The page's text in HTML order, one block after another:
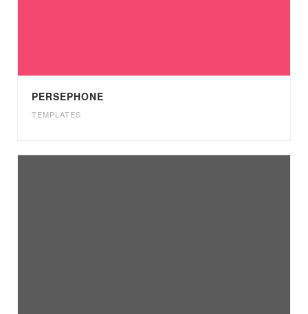
PERSEPHONE
TEMPLATES